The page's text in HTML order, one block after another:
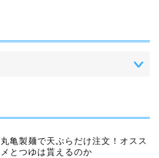
丸亀製麺で天ぷらだけ注文！オスス
メとつゆは貰えるのか